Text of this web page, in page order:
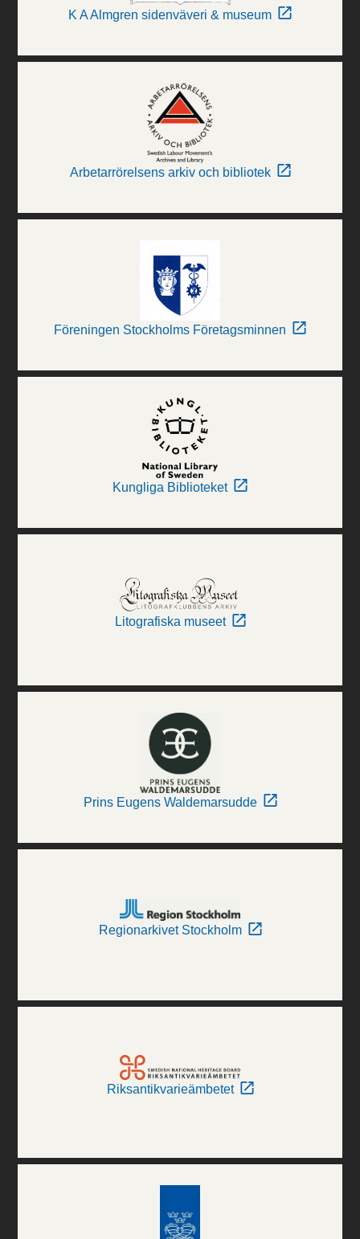
K A Almgren sidenväveri & museum
Arbetarrörelsens arkiv och bibliotek
Föreningen Stockholms Företagsminnen
Kungliga Biblioteket
Litografiska museet
Prins Eugens Waldemarsudde
Regionarkivet Stockholm
Riksantikvarieämbetet